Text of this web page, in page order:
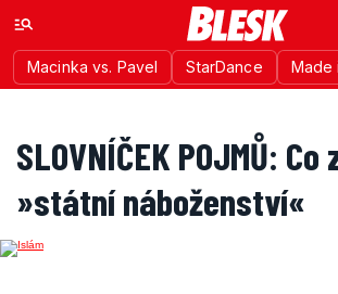
Macinka vs. Pavel StarDance Made
SLOVNÍČEK POJMŮ:
»státní náboženství«